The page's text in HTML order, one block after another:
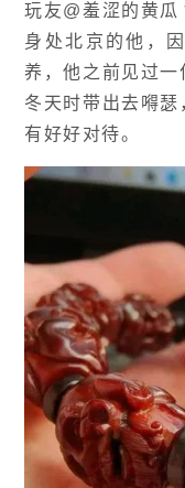
玩友@羞涩的黄瓜
身处北京 的他，
养，他之前见过一
冬天时带出去嘚
有好好对待。